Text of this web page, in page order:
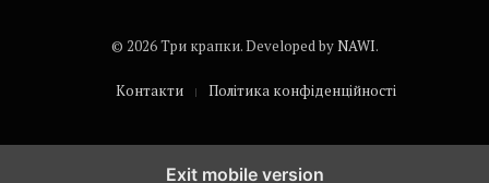
© 2026 Три крапки. Developed byNAWI.
Контакти Політика конфіденційності
Exit mobile version